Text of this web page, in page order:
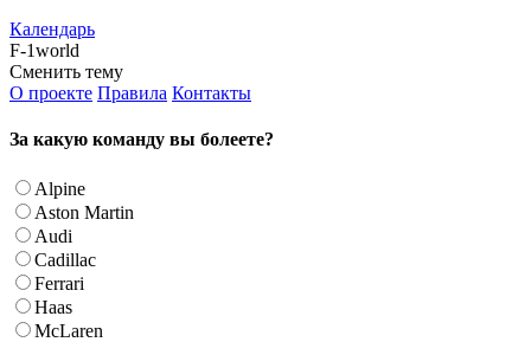
Календарь
F-1world
Сменить тему
О проекте Правила Контакты
За какую команду вы болеете?
Alpine
Aston Martin
Audi
Cadillac
Ferrari
Haas
McLaren